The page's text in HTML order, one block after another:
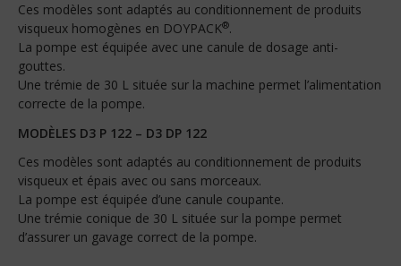
Ces modèles sont adaptés au conditionnement de produits
visqueux homogènes en DOYPACK®.
La pompe est équipée avec une canule de dosage anti-
gouttes.
Une trémie de 30 L située sur la machine permet l’alimentation
correcte de la pompe.
MODÈLES D3 P 122 – D3 DP 122
Ces modèles sont adaptés au conditionnement de produits
visqueux et épais avec ou sans morceaux.
La pompe est équipée d’une canule coupante.
Une trémie conique de 30 L située sur la pompe permet
d’assurer un gavage correct de la pompe.